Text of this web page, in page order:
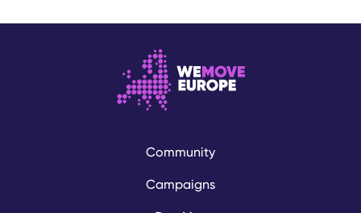
Community
Campaigns